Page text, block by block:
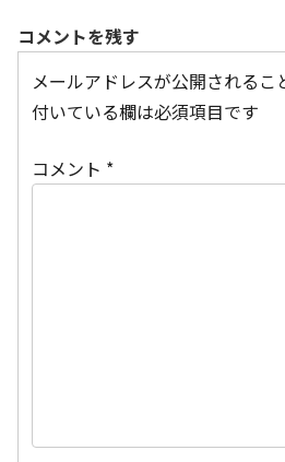
コメントを残す
メールアドレスが公開されるこ
付いている欄は必須項目です
コメント *